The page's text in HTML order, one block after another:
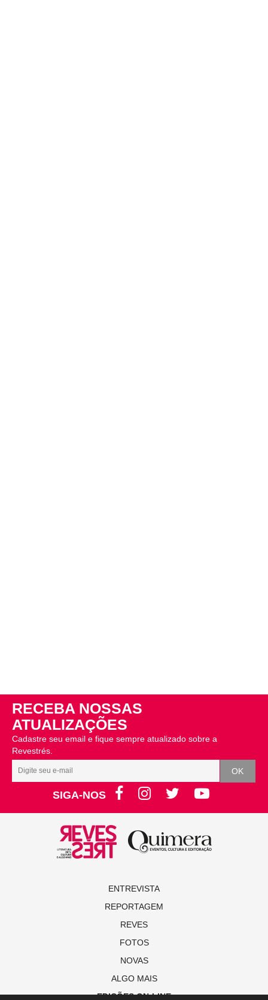
RECEBA NOSSAS
ATUALIZAÇÕES
Cadastre seu email e fique sempre atualizado sobre a
Revestrés.
SIGA-NOS
ENTREVISTA
REPORTAGEM
REVES
FOTOS
NOVAS
ALGO MAIS
EDIÇÕES ON-LINE